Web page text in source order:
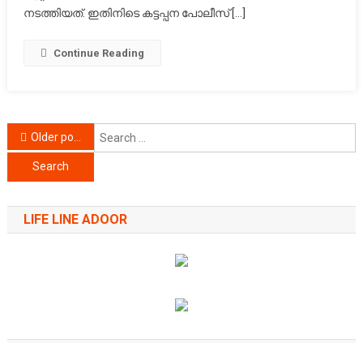
നടത്തിയത്. ഇതിനിടെ കട്ടപ്പന പോലീസ് […]
Continue Reading
Posts
navigation
Older posts
LIFE LINE ADOOR